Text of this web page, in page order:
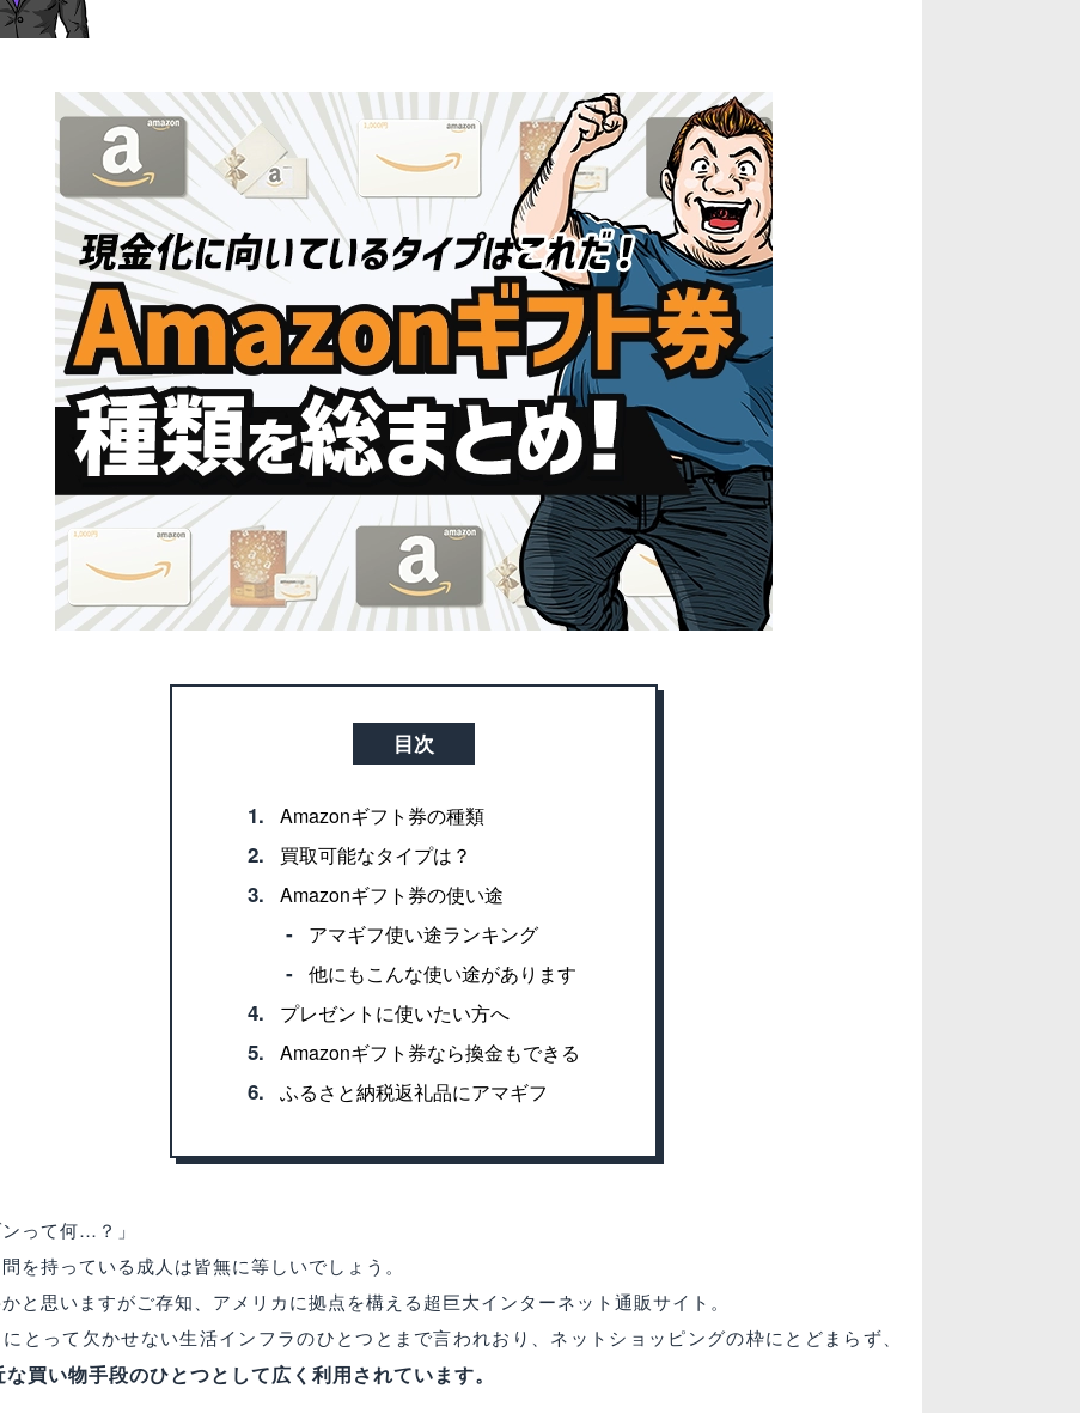
目次
1. Amazonギフト券の種類
2. 買取可能なタイプは？
3. Amazonギフト券の使い途
‐ アマギフ使い途ランキング
‐ 他にもこんな使い途があります
4. プレゼントに使いたい方へ
5. Amazonギフト券なら換金もできる
6. ふるさと納税返礼品にアマギフ
ンって何…？」
を持っている成人は皆無に等しいでしょう。
と思いますがご存知、アメリカに拠点を構える超巨大インターネット通販サイト。
とって欠かせない生活インフラのひとつとまで言われおり、ネットショッピングの枠にとどまらず、
買い物手段のひとつとして広く利用されています。